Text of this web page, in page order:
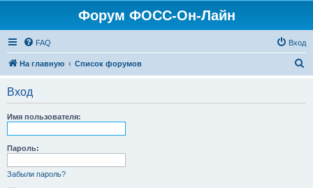
Форум ФОСС-Он-Лайн
FAQ Вход
На главную Список форумов
Вход
Имя пользователя:
Пароль:
Забыли пароль?